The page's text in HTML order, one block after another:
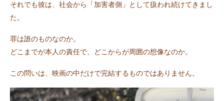
それでも彼は、社会から「加害者側」として扱われ続けてきまし
た。
罪は誰のものなのか。
どこまでが本人の責任で、どこからが周囲の想像なのか。
この問いは、映画の中だけで完結するものではありません。